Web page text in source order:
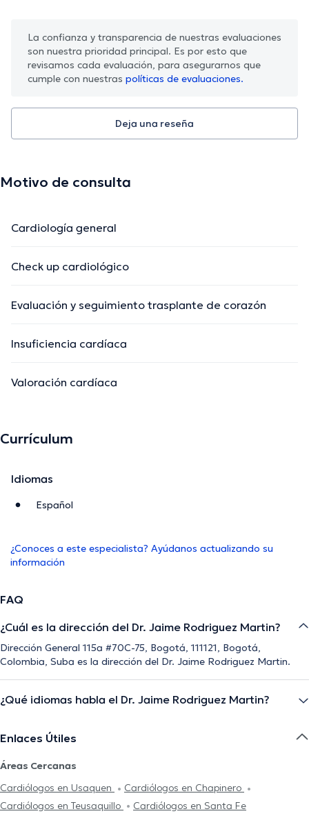
La confianza y transparencia de nuestras evaluaciones
son nuestra prioridad principal. Es por esto que
revisamos cada evaluación, para asegurarnos que
cumple con nuestras políticas de evaluaciones.
Deja una reseña
Motivo de consulta
Cardiología general
Check up cardiológico
Evaluación y seguimiento trasplante de corazón
Insuficiencia cardíaca
Valoración cardíaca
Currículum
Idiomas
Español
¿Conoces a este especialista? Ayúdanos actualizando su
información
FAQ
¿Cuál es la dirección del Dr. Jaime Rodriguez Martin?
Dirección General 115a #70C-75, Bogotá, 111121, Bogotá,
Colombia, Suba es la dirección del Dr. Jaime Rodriguez Martin.
¿Qué idiomas habla el Dr. Jaime Rodriguez Martin?
Enlaces Útiles
Áreas Cercanas
Cardiólogos en Usaquen
Cardiólogos en Chapinero
Cardiólogos en Teusaquillo
Cardiólogos en Santa Fe